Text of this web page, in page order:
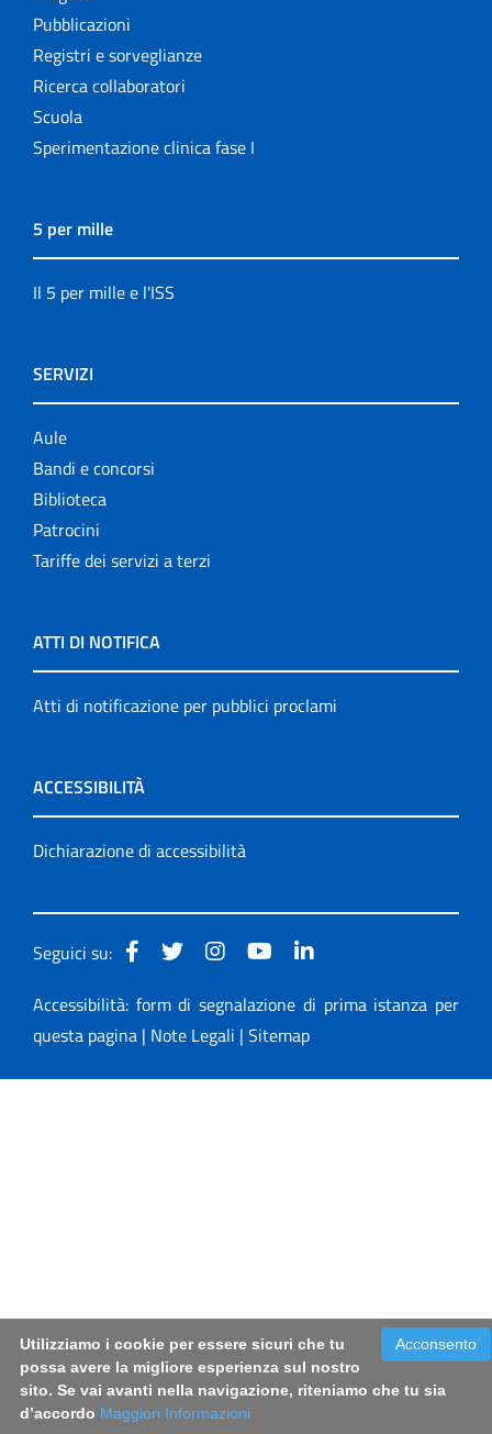
Pubblicazioni
Registri e sorveglianze
Ricerca collaboratori
Scuola
Sperimentazione clinica fase I
5 per mille
Il 5 per mille e l'ISS
SERVIZI
Aule
Bandi e concorsi
Biblioteca
Patrocini
Tariffe dei servizi a terzi
ATTI DI NOTIFICA
Atti di notificazione per pubblici proclami
ACCESSIBILITÀ
Dichiarazione di accessibilità
Seguici su:
Accessibilità: form di segnalazione di prima istanza per
questa pagina | Note Legali | Sitemap
Acconsento
Utilizziamo i cookie per essere sicuri che tu
possa avere la migliore esperienza sul nostro
sito. Se vai avanti nella navigazione, riteniamo che tu sia
d’accordo Maggiori Informazioni